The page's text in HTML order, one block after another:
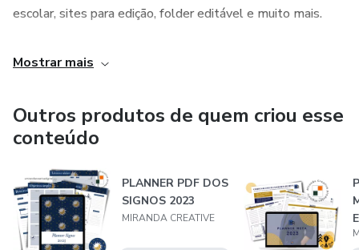
escolar, sites para edição, folder editável e muito mais.
Mostrar mais
Outros produtos de quem criou esse
conteúdo
PLANNER PDF DOS
SIGNOS 2023
MIRANDA CREATIVE